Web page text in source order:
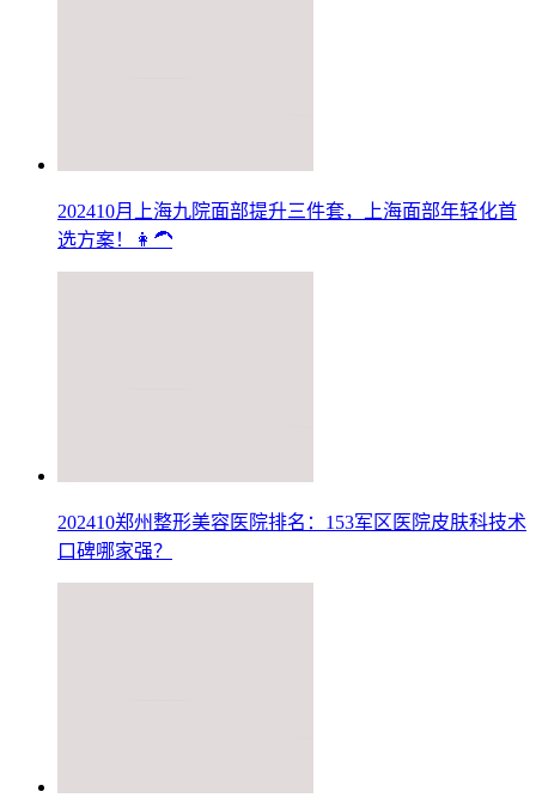
202410月上海九院面部提升三件套，上海面部年轻化首
选方案！👩‍🦱
202410郑州整形美容医院排名：153军区医院皮肤科技术
口碑哪家强？